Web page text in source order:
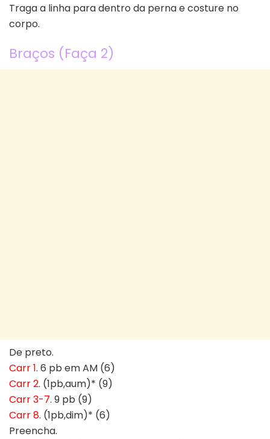
Traga a linha para dentro da perna e costure no
corpo.
Braços (Faça 2)
De preto.
Carr 1. 6 pb em AM (6)
Carr 2. (1pb,aum)* (9)
Carr 3-7. 9 pb (9)
Carr 8. (1pb,dim)* (6)
Preencha.